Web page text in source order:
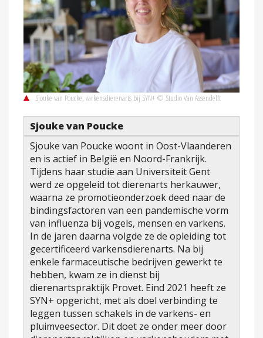
Sjouke van Poucke, varkensdierenarts bij SYN+ © Studio Van Assendelft
Sjouke van Poucke
Sjouke van Poucke woont in Oost-Vlaanderen
en is actief in België en Noord-Frankrijk.
Tijdens haar studie aan Universiteit Gent
werd ze opgeleid tot dierenarts herkauwer,
waarna ze promotieonderzoek deed naar de
bindingsfactoren van een pandemische vorm
van influenza bij vogels, mensen en varkens.
In de jaren daarna volgde ze de opleiding tot
gecertificeerd varkensdierenarts. Na bij
enkele farmaceutische bedrijven gewerkt te
hebben, kwam ze in dienst bij
dierenartspraktijk Provet. Eind 2021 heeft ze
SYN+ opgericht, met als doel verbinding te
leggen tussen schakels in de varkens- en
pluimveesector. Dit doet ze onder meer door